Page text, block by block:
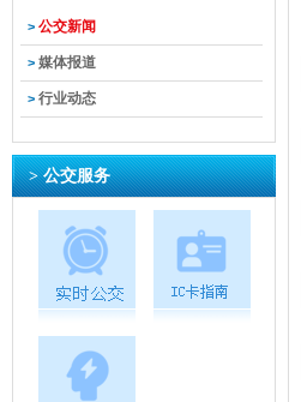
> 公交新闻
> 媒体报道
> 行业动态
> 公交服务